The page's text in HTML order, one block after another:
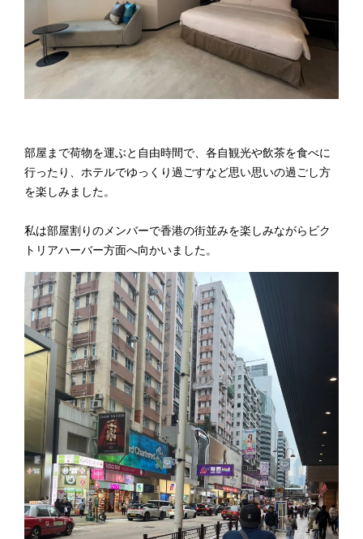
部屋まで荷物を運ぶと自由時間で、各自観光や飲茶を食べに
行ったり、ホテルでゆっくり過ごすなど思い思いの過ごし方
を楽しみました。
私は部屋割りのメンバーで香港の街並みを楽しみながらビク
トリアハーバー方面へ向かいました。